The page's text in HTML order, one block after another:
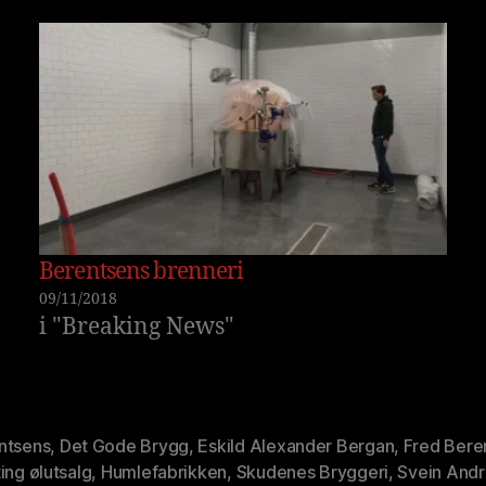
Berentsens brenneri
09/11/2018
i "Breaking News"
, Det Gode Brygg, Eskild Alexander Bergan, Fred
ølutsalg, Humlefabrikken, Skudenes Bryggeri,Svein